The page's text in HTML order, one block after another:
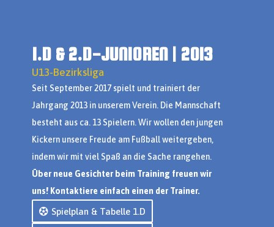
1.D & 2.D-JUNIOREN | 2013
U13-Bezirksliga
Seit September 2017 spielt und trainiert der
Jahrgang 2013 in unserem Verein. Die Mannschaft
besteht aus ca. 13 Spielern. Wir wollen den jungen
Kickern unsere Freude am Fußball weitergeben,
indem wir mit viel Spaß an die Sache rangehen.
Über neue Gesichter beim Training freuen wir
uns! Kontaktiere einfach einen der Trainer.
Spielplan & Tabelle 1.D